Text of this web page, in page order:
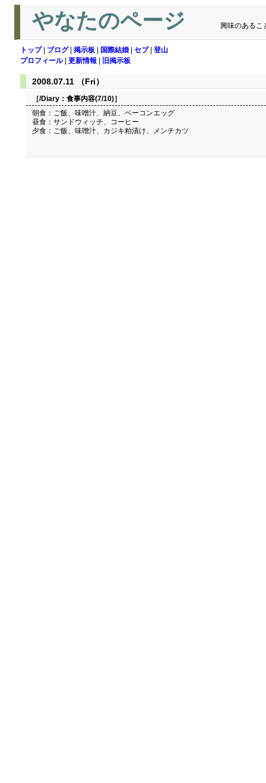
やなたのページ 興味のあるこ
トップ| ブログ| 掲示板 国際結婚 セブ| 登山
プロフィール| 更新情報 旧掲示板
2008.07.11 （Fri）
［/Diary： 食事内容(7/10)］
朝食：ご飯、味噌汁、納豆、ベーコンエッグ
昼食：サンドウィッチ、コーヒー
夕食：ご飯、味噌汁、カジキ粕漬け、メンチカツ